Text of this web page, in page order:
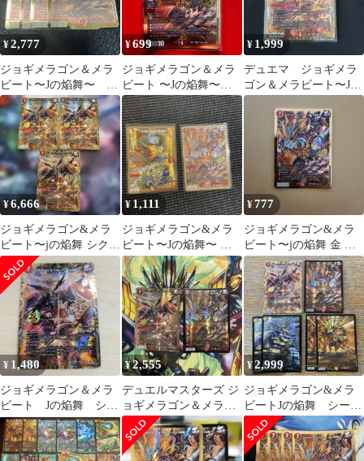
¥2,777
ジョギメラゴン＆メラ
ビート〜Jの焔舞〜
金 ゴールド シク
シークレット
¥699
ジョギメラゴン＆メラ
ビート 〜Jの焔舞〜
SR 金 秘 シク シ
ークレット 1枚
【26EX1】
¥ 1,999
デュエマ ジョギメラ
ゴン＆メラビート〜Jの
焔舞〜 シークレット
¥6,666
ジョギメラゴン&メラ
ビート〜jの焔舞 シク
シークレット 3枚セッ
ト
¥1,111
ジョギメラゴン&メラ
ビート〜Jの焔舞〜 五
輪の従者 呼勇気
¥777
ジョギメラゴン&メラ
ビート〜jの焔舞 金 シ
ク シークレット
¥ 1,480
ジョギメラゴン＆メラ
ビート Jの焔舞 シー
クレット
¥2,555
デュエルマスターズ ジ
ョギメラゴン＆メラビ
ート シークレット 1
枚 通常1枚
¥2,999
ジョギメラゴン&メラ
ビートJの焔舞 シーク
レット オマケ付き